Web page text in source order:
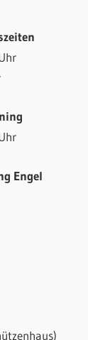
Engel